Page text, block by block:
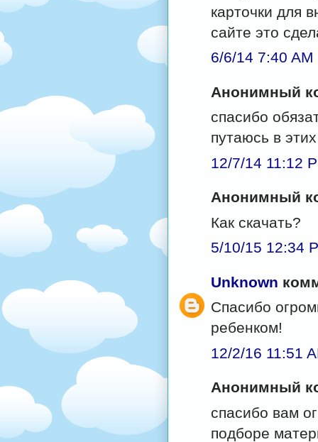
карточки для
сайте это
6/6/14 7:40 AM
Анонимный
спасибо
путаюсь в
12/7/14 11:12
Анонимный
Как скачать?
5/10/15 12:34
Unknown
Спасибо
ребенком!
12/2/16 11:51
Анонимный
спасибо вам
подборе